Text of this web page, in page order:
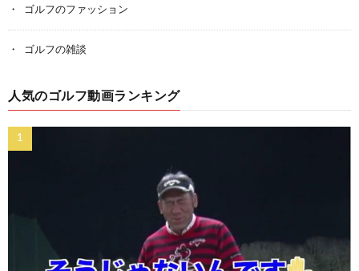
ゴルフのファッション
ゴルフの雑談
人気のゴルフ動画ランキング